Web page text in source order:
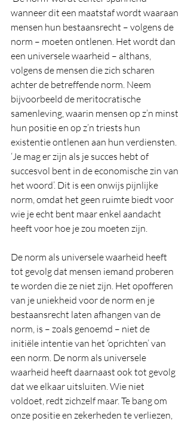
wanneer dit een maatstaf wordt waaraan
mensen hun bestaansrecht – volgens de
norm – moeten ontlenen. Het wordt dan
een universele waarheid – althans,
volgens de mensen die zich scharen
achter de betreffende norm. Neem
bijvoorbeeld de meritocratische
samenleving, waarin mensen op z’n minst
hun positie en op z’n triests hun
existentie ontlenen aan hun verdiensten.
‘Je mag er zijn als je succes hebt of
succesvol bent in de economische zin van
het woord’. Dit is een onwijs pijnlijke
norm, omdat het geen ruimte biedt voor
wie je echt bent maar enkel aandacht
heeft voor hoe je zou moeten zijn.
De norm als universele waarheid heeft
tot gevolg dat mensen iemand proberen
te worden die ze niet zijn. Het opofferen
van je uniekheid voor de norm en je
bestaansrecht laten afhangen van de
norm, is – zoals genoemd – niet de
initiële intentie van het ‘oprichten’ van
een norm. De norm als universele
waarheid heeft daarnaast ook tot gevolg
dat we elkaar uitsluiten. Wie niet
voldoet, redt zichzelf maar. Te bang om
onze positie en zekerheden te verliezen,